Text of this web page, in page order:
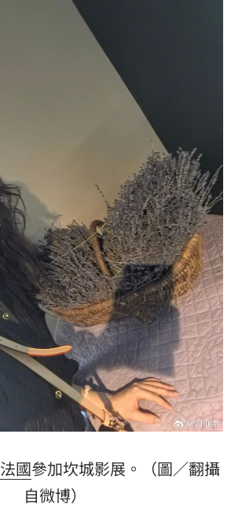
法國參加坎城影展。（圖／翻攝
自微博）